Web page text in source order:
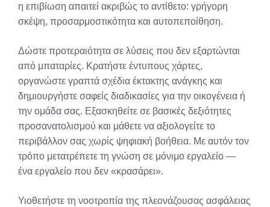
η επιβίωση απαιτεί ακριβώς το αντίθετο: γρήγορη
σκέψη, προσαρμοστικότητα και αυτοπεποίθηση.
Δώστε προτεραιότητα σε λύσεις που δεν εξαρτώνται
από μπαταρίες. Κρατήστε έντυπους χάρτες,
οργανώστε γραπτά σχέδια έκτακτης ανάγκης και
δημιουργήστε σαφείς διαδικασίες για την οικογένεια ή
την ομάδα σας. Εξασκηθείτε σε βασικές δεξιότητες
προσανατολισμού και μάθετε να αξιολογείτε το
περιβάλλον σας χωρίς ψηφιακή βοήθεια. Με αυτόν τον
τρόπο μετατρέπετε τη γνώση σε μόνιμο εργαλείο —
ένα εργαλείο που δεν «κρασάρει».
Υιοθετήστε τη νοοτροπία της πλεονάζουσας ασφάλειας